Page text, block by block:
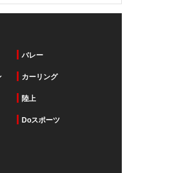
バレー
カーリング
陸上
Doスポーツ